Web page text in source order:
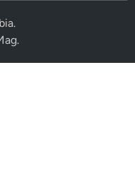
.
.